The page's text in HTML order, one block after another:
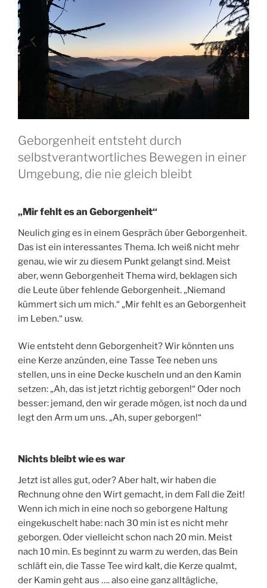
Geborgenheit entsteht durch
selbstverantwortliches Bewegen in einer
Umgebung, die nie gleich bleibt
„Mir fehlt es an Geborgenheit“
Neulich ging es in einem Gespräch über Geborgenheit.
Das ist ein interessantes Thema. Ich weiß nicht mehr
genau, wie wir zu diesem Punkt gelangt sind. Meist
aber, wenn Geborgenheit Thema wird, beklagen sich
die Leute über fehlende Geborgenheit. „Niemand
kümmert sich um mich.“ „Mir fehlt es an Geborgenheit
im Leben.“ usw.
Wie entsteht denn Geborgenheit? Wir könnten uns
eine Kerze anzünden, eine Tasse Tee neben uns
stellen, uns in eine Decke kuscheln und an den Kamin
setzen: „Ah, das ist jetzt richtig geborgen!“ Oder noch
besser: jemand, den wir gerade mögen, ist noch da und
legt den Arm um uns. „Ah, super geborgen!“
Nichts bleibt wie es war
Jetzt ist alles gut, oder? Aber halt, wir haben die
Rechnung ohne den Wirt gemacht, in dem Fall die Zeit!
Wenn ich mich in eine noch so geborgene Haltung
eingekuschelt habe: nach 30 min ist es nicht mehr
geborgen. Oder vielleicht schon nach 20 min. Meist
nach 10 min. Es beginnt zu warm zu werden, das Bein
schläft ein, die Tasse Tee wird kalt, die Kerze qualmt,
der Kamin geht aus …. also eine ganz alltägliche,